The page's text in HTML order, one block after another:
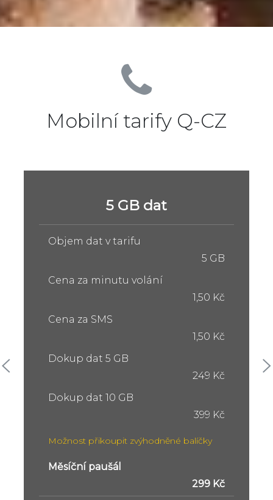
Mobilní tarify Q-CZ
5 GB dat
Objem dat v tarifu
5 GB
Cena za minutu volání
1,50 Kč
Cena za SMS
1,50 Kč
Dokup dat 5 GB
249 Kč
Dokup dat 10 GB
399 Kč
Možnost přikoupit zvýhodněné balíčky
Měsíční paušál
299 Kč